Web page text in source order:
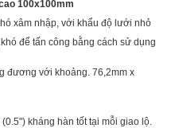
100x100mm
xâm nhập, với khẩu độ lưới nhỏ
để tấn công bằng cách sử dụng
đương với khoảng. 76,2mm x
kháng hàn tốt tại mỗi giao lộ.